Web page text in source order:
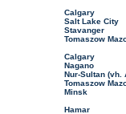
Calgary
Salt Lake City
Stavanger
Tomaszow
Calgary
Nagano
Nur-Sultan (vh.
Tomaszow
Minsk
Hamar